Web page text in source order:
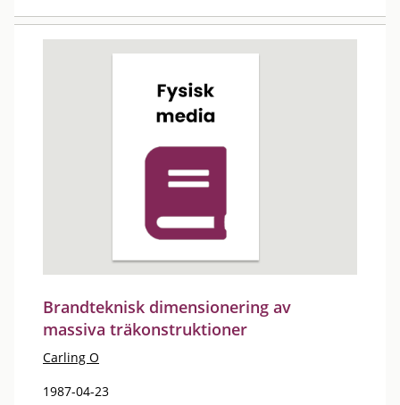
Brandteknisk dimensionering av
massiva träkonstruktioner
Carling O
1987-04-23